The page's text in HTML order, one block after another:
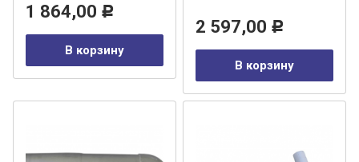
1 864,00 Р
В корзину
2 597,00 Р
В корзину